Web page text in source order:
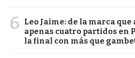
6
Leo Jaime: de la marca que
apenas cuatro partidos en
la final con más que